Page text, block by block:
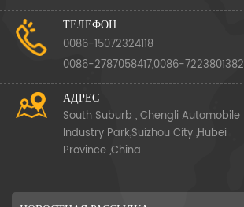
ТЕЛЕФОН
0086-15072324118
0086-2787058417,0086-7223801382
АДРЕС
South Suburb , Chengli Automobile
Industry Park,Suizhou City ,Hubei
Province ,China